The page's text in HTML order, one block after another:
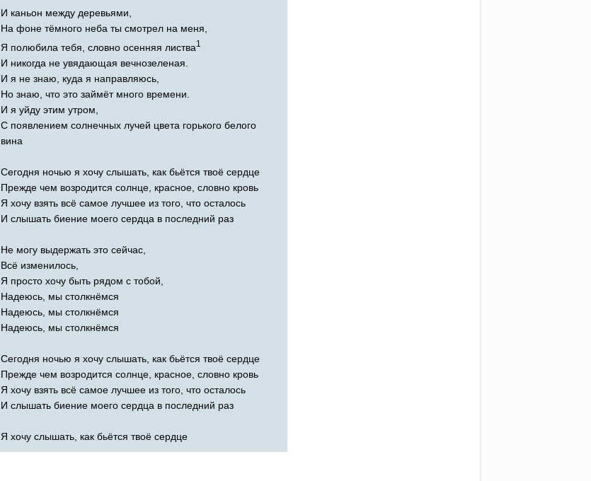
И каньон между деревьями,
На фоне тёмного неба ты смотрел на меня,
Я полюбила тебя, словно осенняя листва1
И никогда не увядающая вечнозеленая.
И я не знаю, куда я направляюсь,
Но знаю, что это займёт много времени.
И я уйду этим утром,
С появлением солнечных лучей цвета горького белого
вина
Сегодня ночью я хочу слышать, как бьётся твоё сердце
Прежде чем возродится солнце, красное, словно кровь
Я хочу взять всё самое лучшее из того, что осталось
И слышать биение моего сердца в последний раз
Не могу выдержать это сейчас,
Всё изменилось,
Я просто хочу быть рядом с тобой,
Надеюсь, мы столкнёмся
Надеюсь, мы столкнёмся
Надеюсь, мы столкнёмся
Сегодня ночью я хочу слышать, как бьётся твоё сердце
Прежде чем возродится солнце, красное, словно кровь
Я хочу взять всё самое лучшее из того, что осталось
И слышать биение моего сердца в последний раз
Я хочу слышать, как бьётся твоё сердце